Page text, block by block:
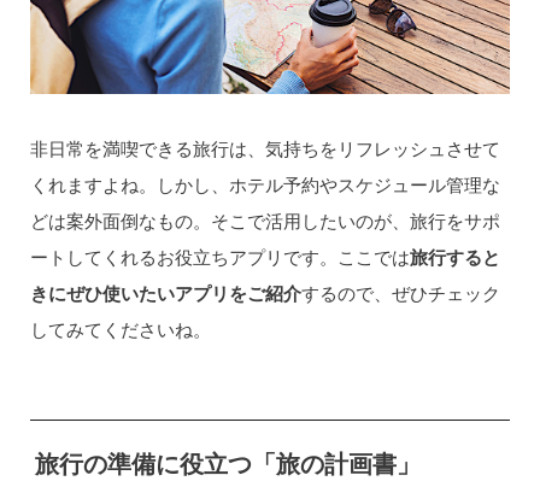
非日常を満喫できる旅行は、気持ちをリフレッシュさせて
くれますよね。しかし、ホテル予約やスケジュール管理な
どは案外面倒なもの。そこで活用したいのが、旅行をサポ
ートしてくれるお役立ちアプリです。ここでは旅行すると
きにぜひ使いたいアプリをご紹介するので、ぜひチェック
してみてくださいね。
旅行の準備に役立つ「旅の計画書」